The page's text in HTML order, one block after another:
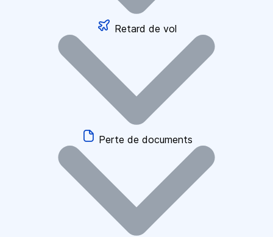
Retard de vol
Perte de documents